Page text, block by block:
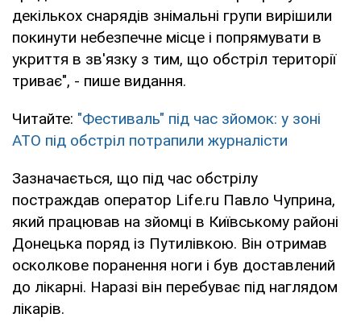
декількох снарядів знімальні групи вирішили
покинути небезпечне місце і попрямувати в
укриття в зв'язку з тим, що обстріл території
триває", - пише видання.
Читайте: "Фестиваль" під час зйомок: у зоні
АТО під обстріл потрапили журналісти
Зазначається, що під час обстрілу
постраждав оператор Life.ru Павло Чуприна,
який працював на зйомці в Київському районі
Донецька поряд із Путилівкою. Він отримав
осколкове поранення ноги і був доставлений
до лікарні. Наразі він перебуває під наглядом
лікарів.